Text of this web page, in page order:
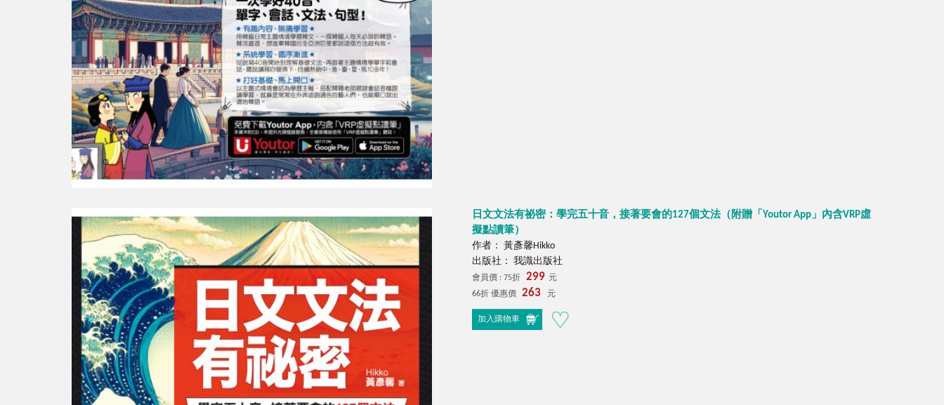
日文文法有祕密：學完五十音，接著要會的127個文法（附贈「Youtor App」內含VRP虛
擬點讀筆）
作者： 黃彥馨Hikko
出版社： 我識出版社
會員價 : 75折 299 元
66折 優惠價
263 元
加入購物車